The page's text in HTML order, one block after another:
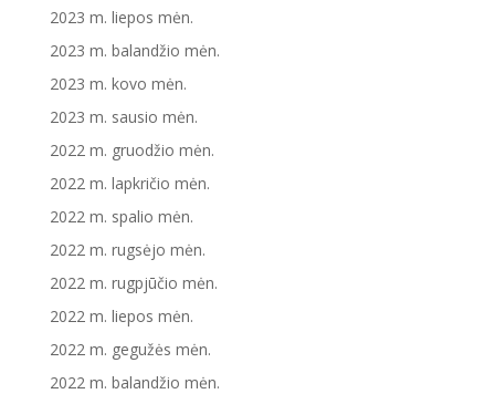
2023 m. liepos mėn.
2023 m. balandžio mėn.
2023 m. kovo mėn.
2023 m. sausio mėn.
2022 m. gruodžio mėn.
2022 m. lapkričio mėn.
2022 m. spalio mėn.
2022 m. rugsėjo mėn.
2022 m. rugpjūčio mėn.
2022 m. liepos mėn.
2022 m. gegužės mėn.
2022 m. balandžio mėn.